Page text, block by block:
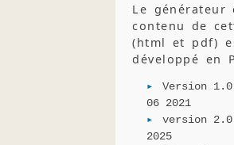
Le générateur
contenu de
(html et pdf)
développé en
Version
06 2021
version
2025